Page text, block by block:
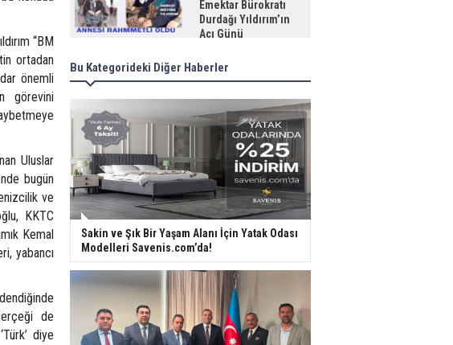
“BM
ortadan
önemli
görevini
Uluslar
bugün
ve
KKTC
Kemal
yabancı
de
diye
Emektar Bürokratı
Durdağı Yıldırım’ın
Acı Günü
Bu Kategorideki Diğer Haberler
Sakin ve Şık Bir Yaşam Alanı İçin Yatak Odası
Modelleri Savenis.com’da!